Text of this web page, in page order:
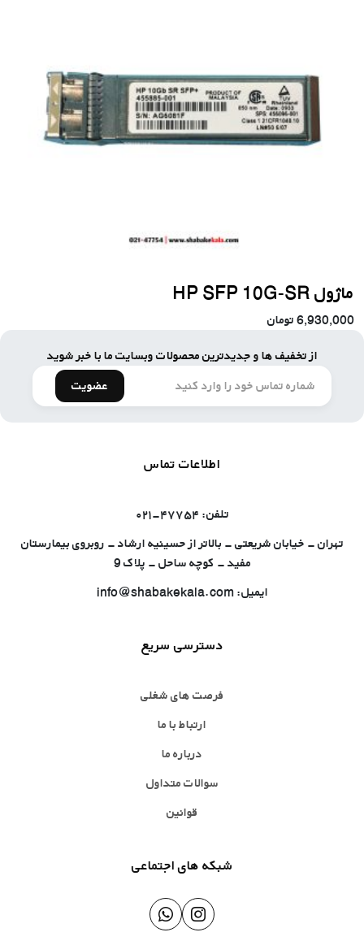
ماژول HP SFP 10G-SR
6,930,000تومان
از تخفیف ها و جدیدترین محصولات وبسایت ما با خبر شوید
عضویت
اطلاعات تماس
تلفن: ۴۷۷۵۴-۰۲۱
تهران - خیابان شریعتی - بالاتر از حسینیه ارشاد - روبروی بیمارستان
مفید - کوچه ساحل - پلاک 9
ایمیل: info@shabakekala.com
دسترسی سریع
فرصت های شغلی
ارتباط با ما
درباره ما
سوالات متداول
قوانین
شبکه های اجتماعی